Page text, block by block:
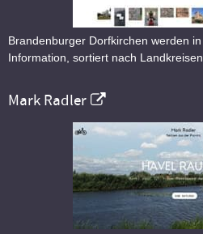
Brandenburger Dorfkirchen werden
Information, sortiert nach
Mark Radler